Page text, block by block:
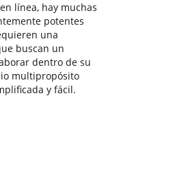
línea, hay muchas
potentes
una
buscan un
dentro de su
multipropósito
y fácil.